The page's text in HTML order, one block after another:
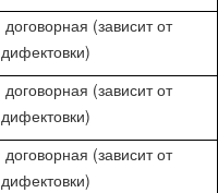
договорная (зависит от
дифектовки)
договорная (зависит от
дифектовки)
договорная (зависит от
дифектовки)